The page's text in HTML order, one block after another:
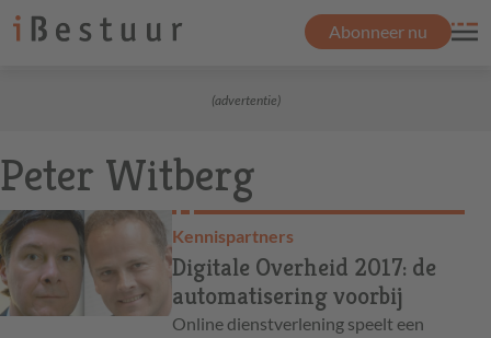
Abonneer nu
(advertentie)
Peter Witberg
Kennispartners
Digitale Overheid 2017: de
automatisering voorbij
Online dienstverlening speelt een